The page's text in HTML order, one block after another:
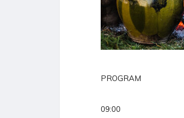
PROGRAM
09:00